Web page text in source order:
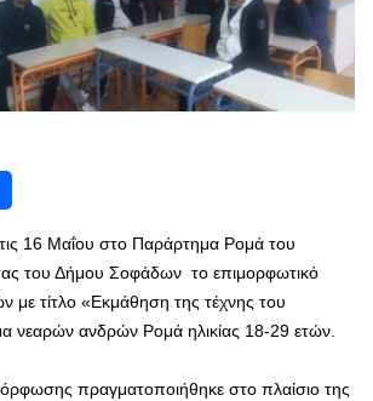
16 Μαΐου στο Παράρτημα Ρομά του
του Δήμου Σοφάδων το επιμορφωτικό
με τίτλο «Εκμάθηση της τέχνης του
νεαρών ανδρών Ρομά ηλικίας 18-29 ετών.
πραγματοποιήθηκε στο πλαίσιο της